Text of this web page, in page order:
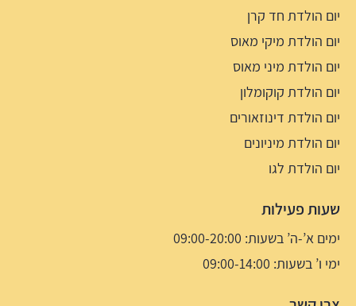
יום הולדת חד קרן
יום הולדת מיקי מאוס
יום הולדת מיני מאוס
יום הולדת קוקומלון
יום הולדת דינוזאורים
יום הולדת מיניונים
יום הולדת לגו
שעות פעילות
ימים א’-ה’ בשעות: 09:00-20:00
ימי ו’ בשעות: 09:00-14:00